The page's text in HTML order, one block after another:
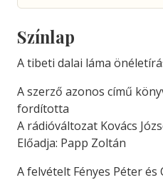
Színlap
A tibeti dalai láma
A szerző azonos című
fordította
A rádióváltozat Kovács
Előadja: Papp Zoltán
A felvételt Fényes Péter és